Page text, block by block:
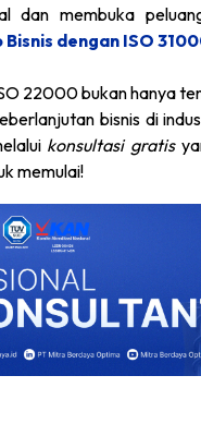
dan membuka
dengan ISO
22000 bukan hanya
bisnis di
konsultasi gratis
memulai!